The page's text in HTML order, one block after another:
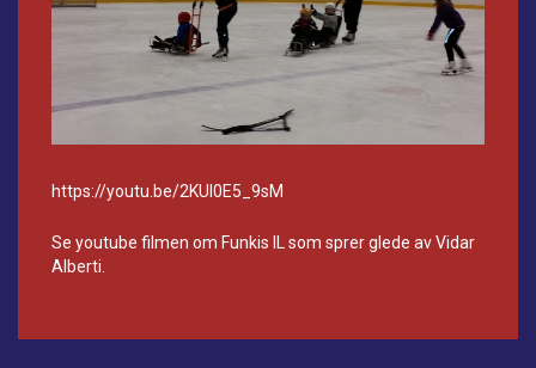
https://youtu.be/2KUl0E5_9sM
Se youtube filmen om Funkis IL som sprer glede av Vidar
Alberti.